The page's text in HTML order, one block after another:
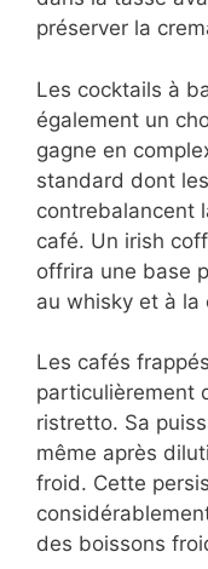
préserver la
Les cocktails à
également un
gagne en
standard dont
contrebalancent
café. Un irish
offrira une base
au whisky et à la
Les cafés
particulièrement
ristretto. Sa
même après
froid. Cette
des boissons